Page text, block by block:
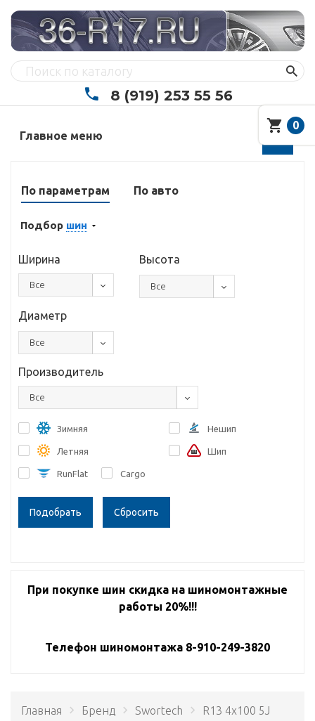
8 (919) 253 55 56
Главное меню
По параметрам По авто
Подбор шин
Ширина
Все
Высота
Все
Диаметр
Все
Производитель
Все
Зимняя
Летняя
RunFlat Cargo
Нешип
Шип
Сбросить
При покупке шин скидка на шиномонтажные
работы 20%!!!
Телефон шиномонтажа 8-910-249-3820
Главная Бренд Swortech
R13 4x100 5J
0